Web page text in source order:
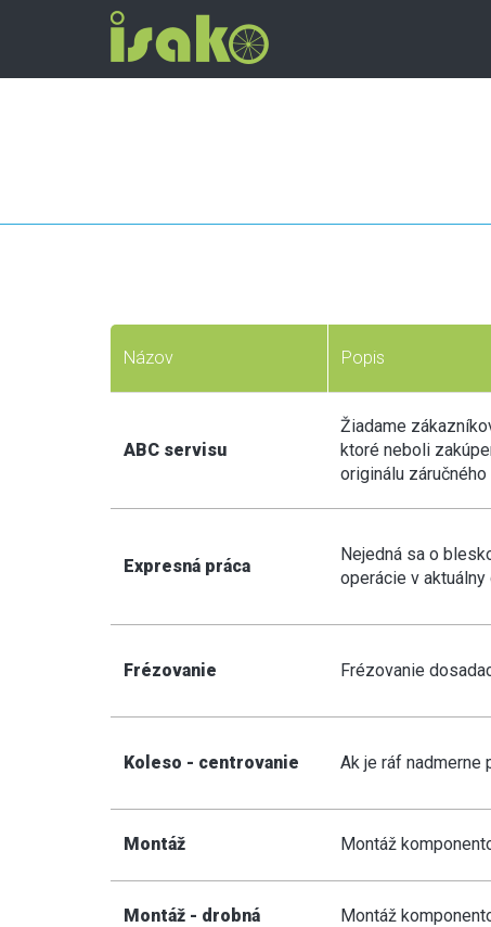
Názov Popis
ABC servisu
Žiadame
ktoré neboli
originálu
Expresná práca
Nejedná sa o
operácie v
Frézovanie Frézovanie
Koleso - centrovanie Ak je ráf nadmerne
Montáž Montáž
Montáž - drobná Montáž